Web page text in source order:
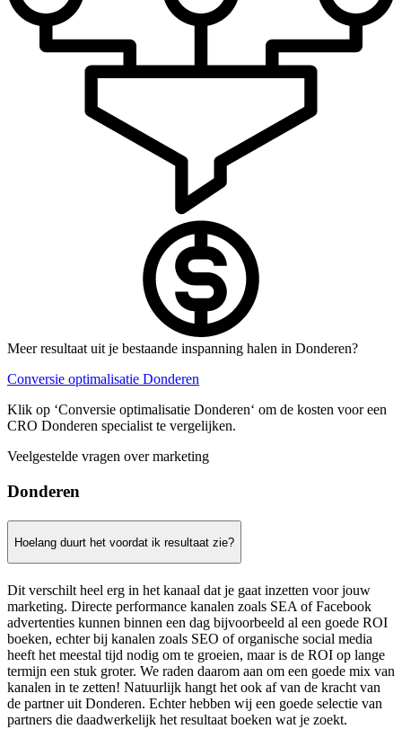
Meer resultaat uit je bestaande inspanning halen in Donderen?
Conversie optimalisatie Donderen
Klik op ‘Conversie optimalisatie Donderen‘ om de kosten voor een
CRO Donderen specialist te vergelijken.
Veelgestelde vragen over marketing
Donderen
Hoelang duurt het voordat ik resultaat zie?
Dit verschilt heel erg in het kanaal dat je gaat inzetten voor jouw
marketing. Directe performance kanalen zoals SEA of Facebook
advertenties kunnen binnen een dag bijvoorbeeld al een goede ROI
boeken, echter bij kanalen zoals SEO of organische social media
heeft het meestal tijd nodig om te groeien, maar is de ROI op lange
termijn een stuk groter. We raden daarom aan om een goede mix van
kanalen in te zetten! Natuurlijk hangt het ook af van de kracht van
de partner uit Donderen. Echter hebben wij een goede selectie van
partners die daadwerkelijk het resultaat boeken wat je zoekt.